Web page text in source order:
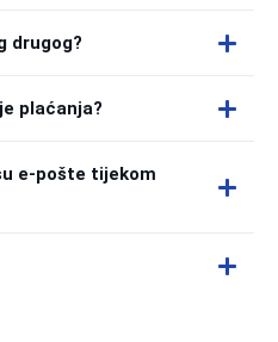
drugog?
plaćanja?
e-pošte tijekom